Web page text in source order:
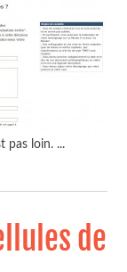
pas loin. ...
de